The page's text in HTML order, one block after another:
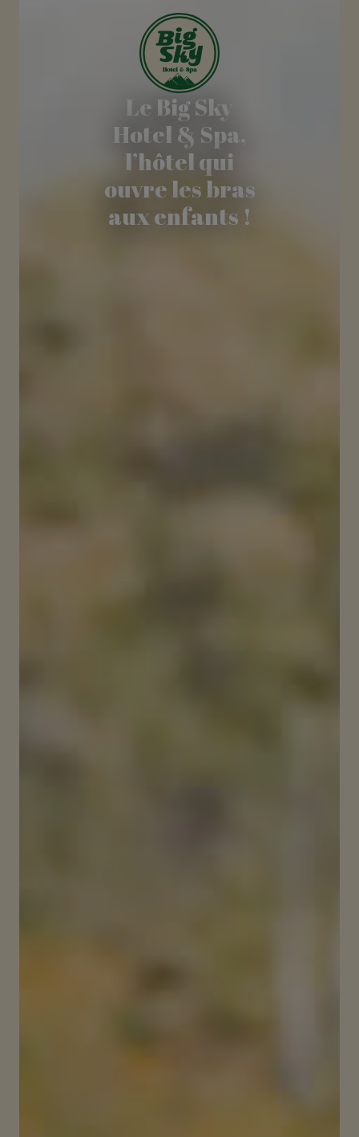
Le Big Sky
Hotel & Spa,
l’hôtel qui
ouvre les bras
aux enfants !